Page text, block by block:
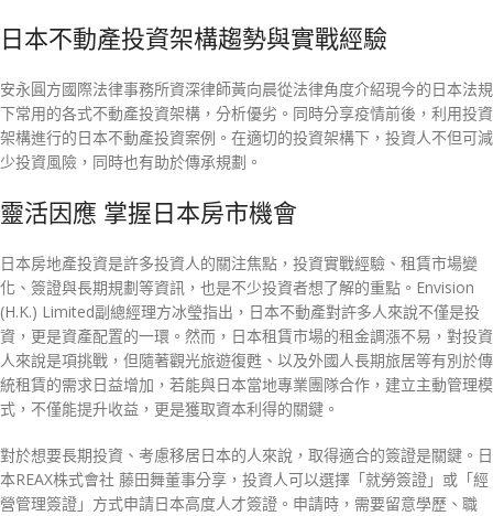
日本不動產投資架構趨勢與實戰經驗
安永圓方國際法律事務所資深律師黃向晨從法律角度介紹現今的日本法規
下常用的各式不動產投資架構，分析優劣。同時分享疫情前後，利用投資
架構進行的日本不動產投資案例。在適切的投資架構下，投資人不但可減
少投資風險，同時也有助於傳承規劃。
靈活因應 掌握日本房市機會
日本房地產投資是許多投資人的關注焦點，投資實戰經驗、租賃市場變
化、簽證與長期規劃等資訊，也是不少投資者想了解的重點。Envision
(H.K.) Limited副總經理方冰瑩指出，日本不動產對許多人來說不僅是投
資，更是資產配置的一環。然而，日本租賃市場的租金調漲不易，對投資
人來說是項挑戰，但隨著觀光旅遊復甦、以及外國人長期旅居等有別於傳
統租賃的需求日益增加，若能與日本當地專業團隊合作，建立主動管理模
式，不僅能提升收益，更是獲取資本利得的關鍵。
對於想要長期投資、考慮移居日本的人來說，取得適合的簽證是關鍵。日
本REAX株式會社 藤田舞董事分享，投資人可以選擇「就勞簽證」或「經
營管理簽證」方式申請日本高度人才簽證。申請時，需要留意學歷、職